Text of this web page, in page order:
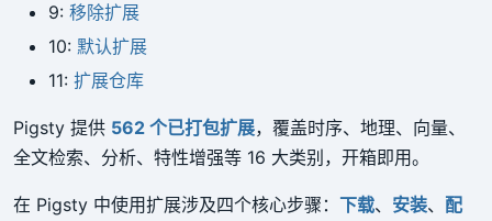
9: 移除扩展
10: 默认扩展
11: 扩展仓库
Pigsty 提供 562 个已打包扩展，覆盖时序、地理、向量、
全文检索、分析、特性增强等 16 大类别，开箱即用。
在 Pigsty 中使用扩展涉及四个核心步骤： 下载、 安装、 配